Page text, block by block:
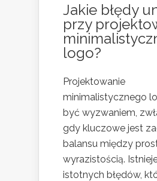
Jakie błędy
przy
logo?
Projektowanie
minimalistycznego
być wyzwaniem,
gdy kluczowe jest
balansu między
wyrazistością.
istotnych błędów,